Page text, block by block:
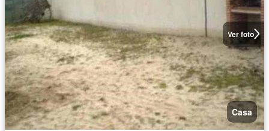
Ver foto
Casa